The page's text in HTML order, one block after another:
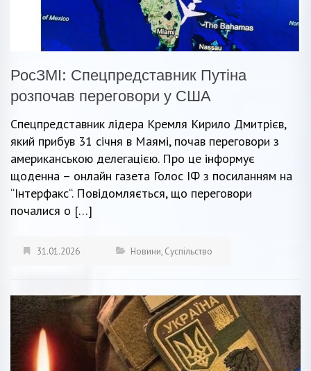
РосЗМІ: Спецпредставник Путіна
розпочав переговори у США
Спецпредставник лідера Кремля Кирило Дмитрієв,
який прибув 31 січня в Маямі, почав переговори з
американською делегацією. Про це інформує
щоденна – онлайн газета Голос ІФ з посиланням на
“Інтерфакс“. Повідомляється, що переговори
почалися о […]
31.01.2026 Новини, Суспільство